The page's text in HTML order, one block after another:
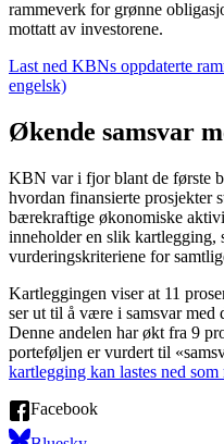
rammeverk for grønne
mottatt av investorene.
Last ned KBNs oppdaterte
engelsk)
Økende samsvar
KBN var i fjor blant de første
hvordan finansierte prosjekter
bærekraftige økonomiske
inneholder en slik kartlegging,
vurderingskriteriene for
Kartleggingen viser at 11
ser ut til å være i samsvar med
Denne andelen har økt fra 9
porteføljen er vurdert til
kartlegging kan lastes ned som
Facebook